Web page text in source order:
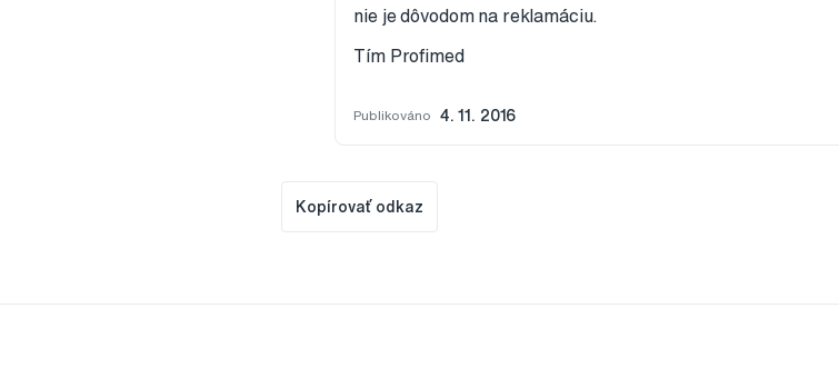
nie je dôvodom na reklamáciu.
Tím Profimed
Publikováno 4. 11. 2016
Kopírovať odkaz